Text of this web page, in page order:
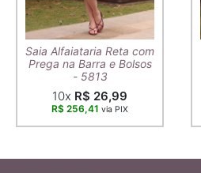
Saia Alfaiataria Reta com
Prega na Barra e Bolsos
- 5813
10x R$ 26,99
R$ 256,41 via PIX